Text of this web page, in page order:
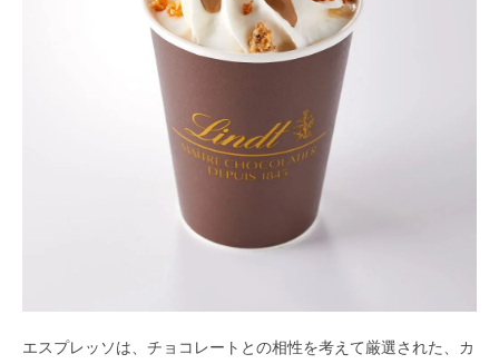
エスプレッソは、チョコレートとの相性を考えて厳選された、カ